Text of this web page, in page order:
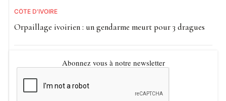
CÔTE D'IVOIRE
Orpaillage ivoirien : un gendarme meurt pour 3 dragues
Abonnez vous à notre newsletter